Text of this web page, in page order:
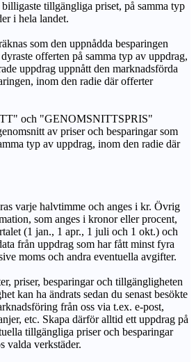
tillgängliga priset, på samma typ
i hela landet.
som den uppnådda besparingen
offerten på samma typ av uppdrag,
uppdrag uppnått den marknadsförda
inom den radie där offerter
och "GENOMSNITTSPRIS"
av priser och besparingar som
typ av uppdrag, inom den radie där
varje halvtimme och anges i kr. Övrig
som anges i kronor eller procent,
(1 jan., 1 apr., 1 juli och 1 okt.) och
från uppdrag som har fått minst fyra
moms och andra eventuella avgifter.
priser, besparingar och tillgängligheten
kan ha ändrats sedan du senast besökte
från oss via t.ex. e-post,
etc. Skapa därför alltid ett uppdrag på
tillgängliga priser och besparingar
valda verkstäder.